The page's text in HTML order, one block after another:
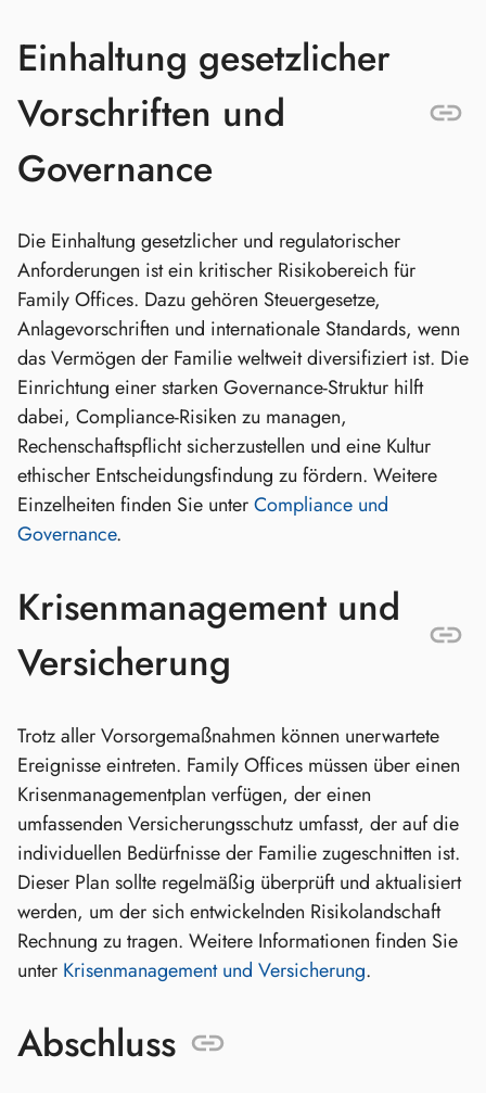
Einhaltung gesetzlicher
Vorschriften und
Governance
Die Einhaltung gesetzlicher und regulatorischer
Anforderungen ist ein kritischer Risikobereich für
Family Offices. Dazu gehören Steuergesetze,
Anlagevorschriften und internationale Standards, wenn
das Vermögen der Familie weltweit diversifiziert ist. Die
Einrichtung einer starken Governance-Struktur hilft
dabei, Compliance-Risiken zu managen,
Rechenschaftspflicht sicherzustellen und eine Kultur
ethischer Entscheidungsfindung zu fördern. Weitere
Einzelheiten finden Sie unterCompliance und
Governance.
Krisenmanagement und
Versicherung
Trotz aller Vorsorgemaßnahmen können unerwartete
Ereignisse eintreten. Family Offices müssen über einen
Krisenmanagementplan verfügen, der einen
umfassenden Versicherungsschutz umfasst, der auf die
individuellen Bedürfnisse der Familie zugeschnitten ist.
Dieser Plan sollte regelmäßig überprüft und aktualisiert
werden, um der sich entwickelnden Risikolandschaft
Rechnung zu tragen. Weitere Informationen finden Sie
unter Krisenmanagement und Versicherung.
Abschluss